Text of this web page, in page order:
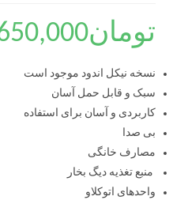
تومان
نسخه نیکل اندود موجود است
سبک و قابل حمل آسان
کاربردی و آسان برای استفاده
بی صدا
مصارف خانگی
منبع تغذیه دیگ بخار
واحدهای اتوکلاو